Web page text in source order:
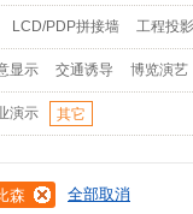
LCD/PDP拼接墙 工程投
显示 交通诱导 博览演艺
演示 其它
森 全部取消